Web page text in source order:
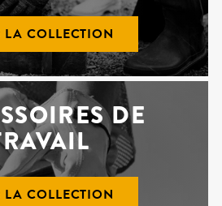
COLLECTION
DE
COLLECTION